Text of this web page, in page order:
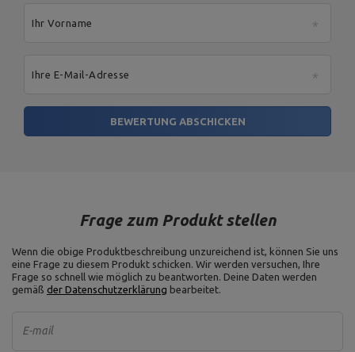
Ihr Vorname
Ihre E-Mail-Adresse
BEWERTUNG ABSCHICKEN
Frage zum Produkt stellen
Wenn die obige Produktbeschreibung unzureichend ist, können Sie uns
eine Frage zu diesem Produkt schicken. Wir werden versuchen, Ihre
Frage so schnell wie möglich zu beantworten. Deine Daten werden
gemäß der Datenschutzerklärung bearbeitet.
E-mail